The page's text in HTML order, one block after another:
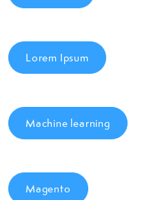
Lorem Ipsum
Machine learning
Magento